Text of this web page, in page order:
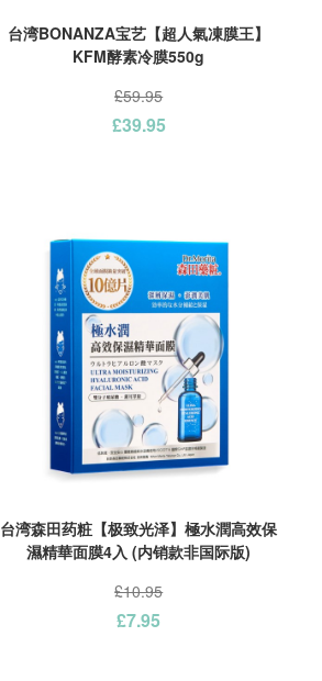
台湾BONANZA宝艺【超人氣凍膜王】
KFM酵素冷膜550g
£59.95
£39.95
台湾森田药粧【极致光泽】極水潤高效保
濕精華面膜4入 (内销款非国际版)
£10.95
£7.95